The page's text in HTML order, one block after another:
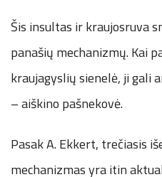
Šis insultas ir kraujosruva
panašių mechanizmų. Kai
kraujagyslių sienelė, ji gali
– aiškino pašnekovė.
Pasak A. Ekkert, trečiasis
mechanizmas yra itin